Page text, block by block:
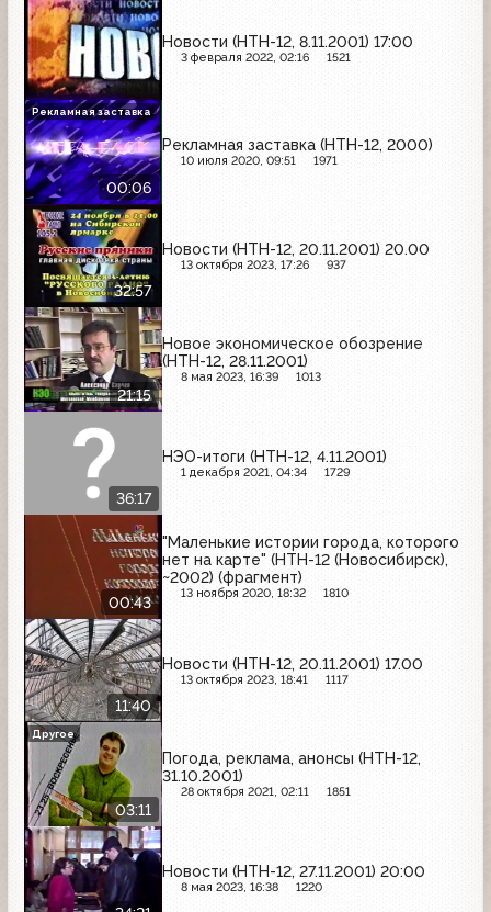
Новости (НТН-12, 8.11.2001) 17:00
3 февраля 2022, 02:16 1521
00:06
Рекламная заставка (НТН-12, 2000)
10 июля 2020, 09:51 1971
Рекламная заставка
32:57
Новости (НТН-12, 20.11.2001) 20.00
13 октября 2023, 17:26 937
21:15
Новое экономическое обозрение
(НТН-12, 28.11.2001)
8 мая 2023, 16:39 1013
36:17
НЭО-итоги (НТН-12, 4.11.2001)
1 декабря 2021, 04:34 1729
00:43
"Маленькие истории города, которого
нет на карте" (НТН-12 (Новосибирск),
~2002) (фрагмент)
13 ноября 2020, 18:32 1810
11:40
Новости (НТН-12, 20.11.2001) 17.00
13 октября 2023, 18:41 1117
03:11
Погода, реклама, анонсы (НТН-12,
31.10.2001)
28 октября 2021, 02:11 1851
Другое
Новости (НТН-12, 27.11.2001) 20:00
8 мая 2023, 16:38 1220